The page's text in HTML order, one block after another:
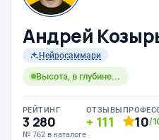
Андрей
Нейросаммари
Высота, в глубине...
РЕЙТИНГ
3 280
№ 762 в каталоге
ОТЗЫВЫ
111 10/